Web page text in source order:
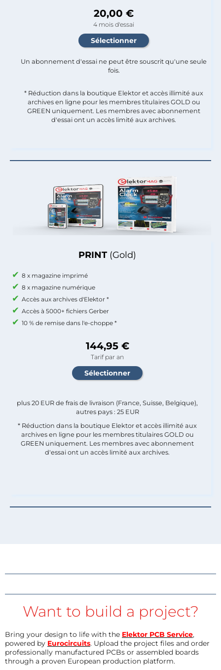
PRINT (Gold)
8 x magazine imprimé
8 x magazine numérique
Accès aux archives d'Elektor *
Accès à 5000+ fichiers Gerber
10 % de remise dans l'e-choppe *
144,95 €
Tarif par an
plus 20 EUR de frais de livraison (France, Suisse, Belgique),
autres pays : 25 EUR
* Réduction dans la boutique Elektor et accès illimité aux
archives en ligne pour les membres titulaires GOLD ou
GREEN uniquement. Les membres avec abonnement
d'essai ont un accès limité aux archives.
20,00 €
4 mois d'essai
Un abonnement d'essai ne peut être souscrit qu'une seule
fois.​
* Réduction dans la boutique Elektor et accès illimité aux
archives en ligne pour les membres titulaires GOLD ou
GREEN uniquement. Les membres avec abonnement
d'essai ont un accès limité aux archives.
Want to build a project?
Bring your design to life with the Elektor PCB Service,
powered by Eurocircuits. Upload the project files and order
professionally manufactured PCBs or assembled boards
through a proven European production platform.